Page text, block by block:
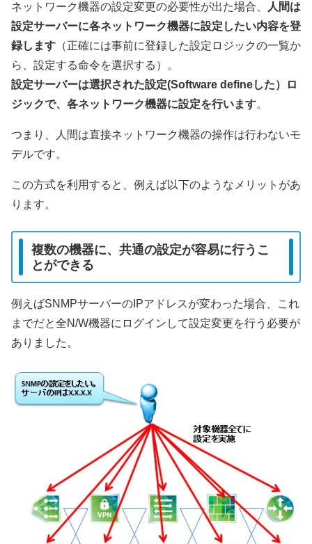
ネットワーク機器の設定変更の必要性が出た場合、
人間は
設定サーバーに各ネットワーク機器に設定したい内容を登
録します （正確には事前に登録した設定ロジックの一覧か
ら、設定する命令を選択する）。
設定サーバーは選択された設定(Software defineした）ロ
ジックで、各ネットワーク機器に設定を行います。
つまり、人間は直接ネットワーク機器の操作は行わないモ
デルです。
この方式を利用すると、例えば以下のようなメリットがあ
ります。
複数の機器に、共通の設定が容易に行うこ
とができる
例えばSNMPサーバーのIPアドレスが変わった場合、これ
までだと全N/W機器にログインして設定変更を行う必要が
ありました。